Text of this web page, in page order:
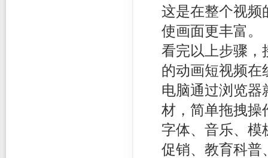
这是在整个视频
使画面更丰富。
看完以上步骤，
的动画短视频在
电脑通过浏览器
材，简单拖拽操
字体、音乐、模
促销、教育科普